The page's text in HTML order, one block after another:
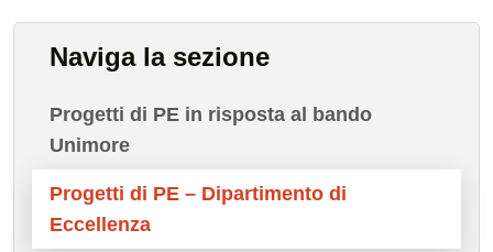
Naviga la sezione
Progetti di PE in risposta al bando
Unimore
Progetti di PE – Dipartimento di
Eccellenza